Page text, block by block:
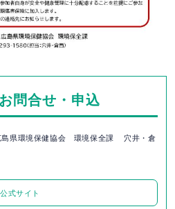
問合せ・申込
県環境保健協会 環境保全課 穴井・倉
公式サイト